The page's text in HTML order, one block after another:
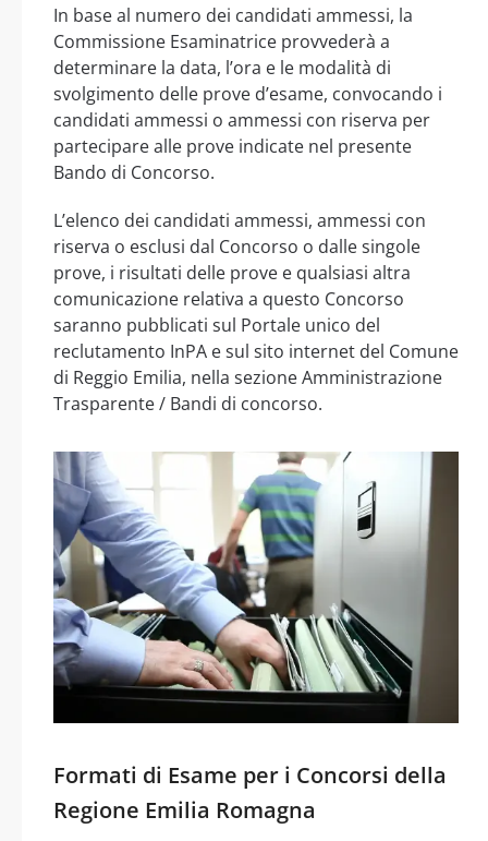
In base al numero dei candidati ammessi, la
Commissione Esaminatrice provvederà a
determinare la data, l’ora e le modalità di
svolgimento delle prove d’esame, convocando i
candidati ammessi o ammessi con riserva per
partecipare alle prove indicate nel presente
Bando di Concorso.
L’elenco dei candidati ammessi, ammessi con
riserva o esclusi dal Concorso o dalle singole
prove, i risultati delle prove e qualsiasi altra
comunicazione relativa a questo Concorso
saranno pubblicati sul Portale unico del
reclutamento InPA e sul sito internet del Comune
di Reggio Emilia, nella sezione Amministrazione
Trasparente / Bandi di concorso.
Formati di Esame per i Concorsi della
Regione Emilia Romagna